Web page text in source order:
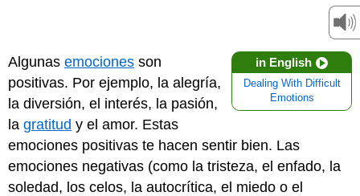
in English
Dealing With Difficult
Emotions
Algunas emociones son
positivas. Por ejemplo, la alegría,
la diversión, el interés, la pasión,
la gratitud y el amor. Estas
emociones positivas te hacen sentir bien. Las
emociones negativas (como la tristeza, el enfado, la
soledad, los celos, la autocrítica, el miedo o el